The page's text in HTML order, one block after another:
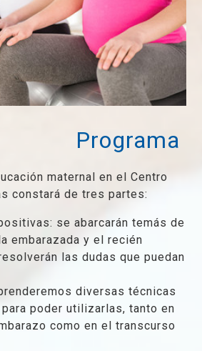
Programa
maternal en el Centro
constará de tres partes:
se abarcarán temás de
embarazada y el recién
las dudas que puedan
diversas técnicas
poder utilizarlas, tanto en
como en el transcurso